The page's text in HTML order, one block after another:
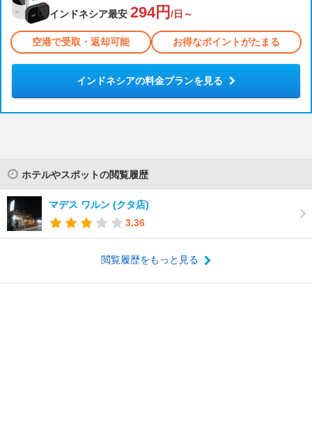
インドネシア最安 294円 /日～
空港で受取・返却可能 お得なポイントがたまる
インドネシアの料金プランを見る
ホテルやスポットの閲覧履歴
マデス ワルン (クタ店)
3.36
閲覧履歴をもっと見る